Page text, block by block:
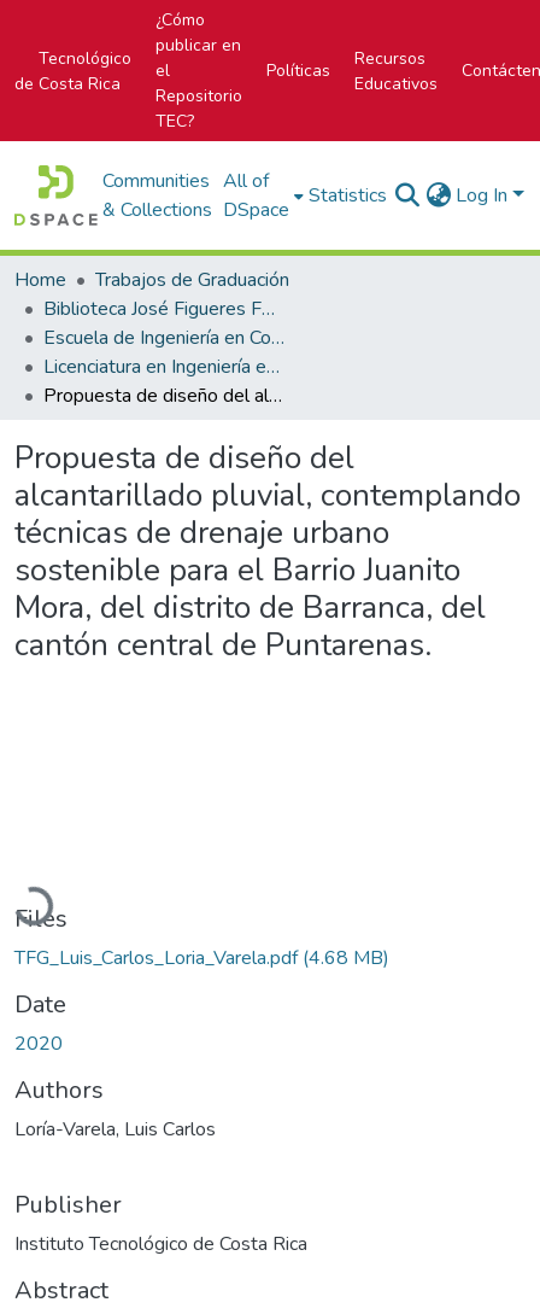
Tecnológico
de Costa Rica
¿Cómo
publicar en
el
Repositorio
TEC?
Políticas
Recursos
Educativos
Communities
& Collections
All of
DSpace
Statistics Log In
Home
Trabajos de Graduación
Biblioteca José Figueres Ferrer
Escuela de Ingeniería en Construcción
Licenciatura en Ingeniería en Construcción
Propuesta de diseño del alcantarillado pluvial, contemplando técnicas de drenaje urbano sostenible para el Barrio Juanito Mora, del distrito de Barranca, del cantón central de Puntarenas.
Propuesta de diseño del
alcantarillado pluvial, contemplando
técnicas de drenaje urbano
sostenible para el Barrio Juanito
Mora, del distrito de Barranca, del
cantón central de Puntarenas.
Loading...
Files
TFG_Luis_Carlos_Loria_Varela.pdf(4.68 MB)
Date
2020
Authors
Loría-Varela, Luis Carlos
Publisher
Instituto Tecnológico de Costa Rica
Abstract